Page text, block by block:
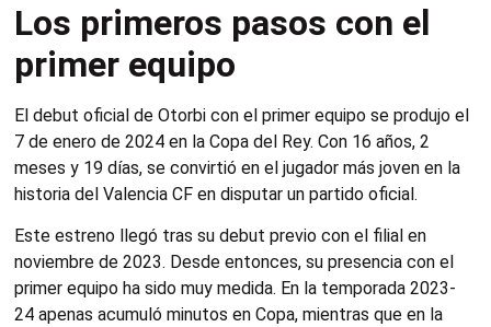
Los primeros pasos con el
primer equipo
El debut oficial de Otorbi con el primer equipo se produjo el
7 de enero de 2024 en la Copa del Rey. Con 16 años, 2
meses y 19 días, se convirtió en el jugador más joven en la
historia del Valencia CF en disputar un partido oficial.
Este estreno llegó tras su debut previo con el filial en
noviembre de 2023. Desde entonces, su presencia con el
primer equipo ha sido muy medida. En la temporada 2023-
24 apenas acumuló minutos en Copa, mientras que en la